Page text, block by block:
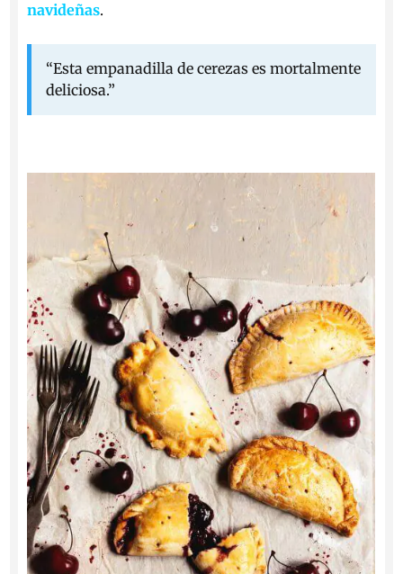
navideñas.
“Esta empanadilla de cerezas es mortalmente
deliciosa.”